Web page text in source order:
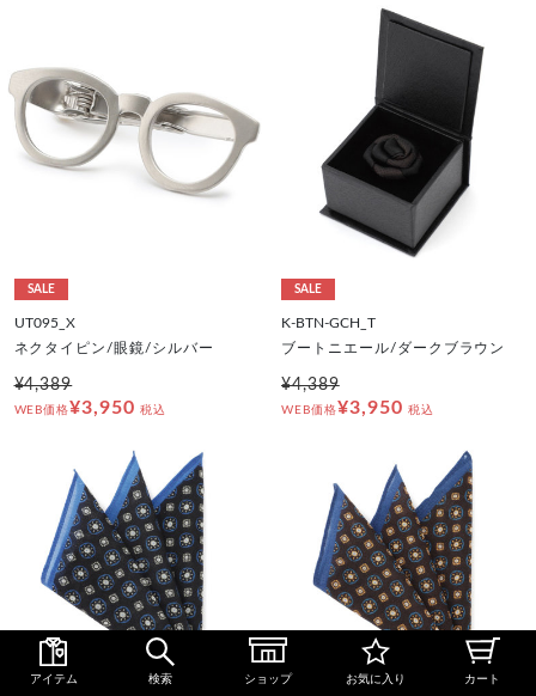
SALE
UT095_X
ネクタイピン/眼鏡/シルバー
¥4,389
WEB価格¥3,950 税込
SALE
K-BTN-GCH_T
ブートニエール/ダークブラウン
¥4,389
WEB価格¥3,950 税込
アイテム 検索 ショップ お気に入り カート